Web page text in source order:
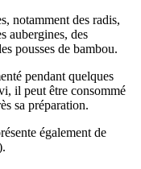
notamment des radis,
aubergines, des
pousses de bambou.
pendant quelques
il peut être consommé
sa préparation.
également de